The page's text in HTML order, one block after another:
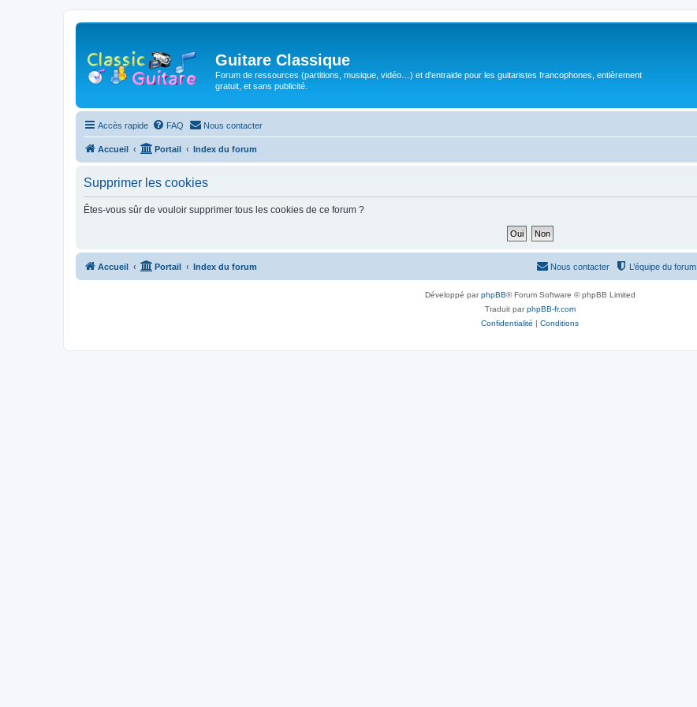
Guitare Classique
Forum de ressources (partitions, musique, vidéo…) et d'entraide pour les guitaristes francophones, entièrement
gratuit, et sans publicité.
Accès rapide FAQ Nous contacter
Accueil Portail Index du forum
Supprimer les cookies
Êtes-vous sûr de vouloir supprimer tous les cookies de ce forum ?
Accueil Portail Index du forum L’équipe du forum
Nous contacter
Développé parphpBB® Forum Software © phpBB Limited
Traduit parphpBB-fr.com
Confidentialité | Conditions